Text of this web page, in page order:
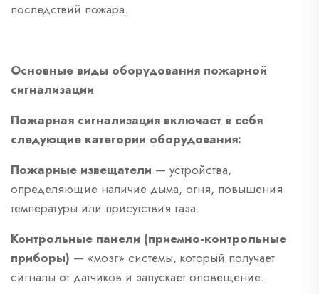
последствий пожара.
Основные виды оборудования пожарной
сигнализации
Пожарная сигнализация включает в себя
следующие категории оборудования:
Пожарные извещатели — устройства,
определяющие наличие дыма, огня, повышения
температуры или присутствия газа.
Контрольные панели (приемно-контрольные
приборы) — «мозг» системы, который получает
сигналы от датчиков и запускает оповещение.